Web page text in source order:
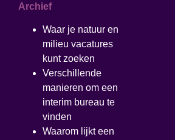
Archief
Waar je natuur en
milieu vacatures
kunt zoeken
Verschillende
manieren om een
interim bureau te
vinden
Waarom lijkt een